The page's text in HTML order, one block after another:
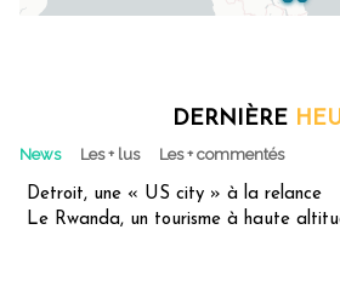
DERNIÈRE
News Les + lus Les + commentés
Detroit, une « US city » à la relance
Le Rwanda, un tourisme à haute